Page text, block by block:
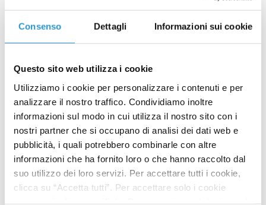
Consenso Dettagli Informazioni sui cookie
Questo sito web utilizza i cookie
Utilizziamo i cookie per personalizzare i contenuti e per
analizzare il nostro traffico. Condividiamo inoltre
informazioni sul modo in cui utilizza il nostro sito con i
nostri partner che si occupano di analisi dei dati web e
pubblicità, i quali potrebbero combinarle con altre
informazioni che ha fornito loro o che hanno raccolto dal
suo utilizzo dei loro servizi. Per accettare tutti i cookie,
clicca su “Accetta tutti”. Per accettare solo i cookie
Il più potente modulatore del
microbiota intestinale, la dieta!